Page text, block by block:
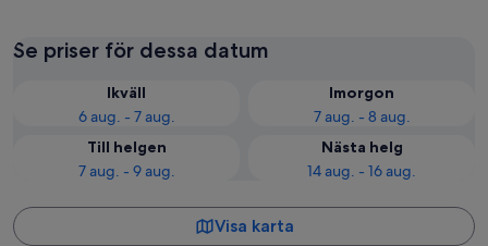
Torquay
Se priser för dessa datum
Ikväll
6 aug. - 7 aug.
Imorgon
7 aug. - 8 aug.
Till helgen
7 aug. - 9 aug.
Nästa helg
14 aug. - 16 aug.
Visa karta